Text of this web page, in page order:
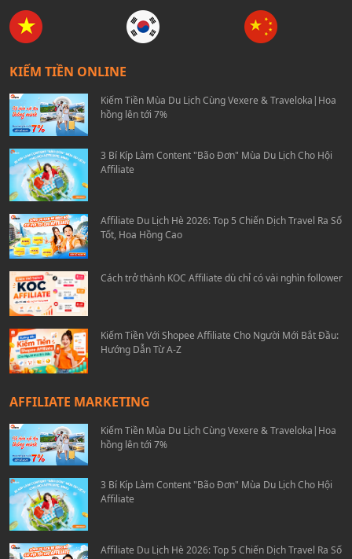
KIẾM TIỀN ONLINE
Kiếm Tiền Mùa Du Lịch Cùng Vexere & Traveloka|Hoa
hồng lên tới 7%
3 Bí Kíp Làm Content "Bão Đơn" Mùa Du Lịch Cho Hội
Affiliate
Affiliate Du Lịch Hè 2026: Top 5 Chiến Dịch Travel Ra Số
Tốt, Hoa Hồng Cao
Cách trở thành KOC Affiliate dù chỉ có vài nghìn follower
Kiếm Tiền Với Shopee Affiliate Cho Người Mới Bắt Đầu:
Hướng Dẫn Từ A-Z
AFFILIATE MARKETING
Kiếm Tiền Mùa Du Lịch Cùng Vexere & Traveloka|Hoa
hồng lên tới 7%
3 Bí Kíp Làm Content "Bão Đơn" Mùa Du Lịch Cho Hội
Affiliate
Affiliate Du Lịch Hè 2026: Top 5 Chiến Dịch Travel Ra Số